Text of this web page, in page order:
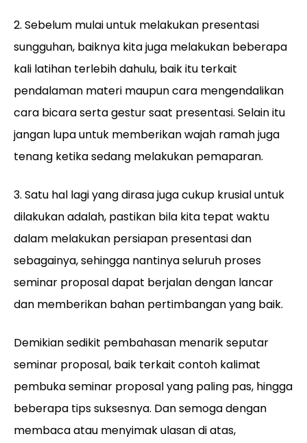
2. Sebelum mulai untuk melakukan presentasi
sungguhan, baiknya kita juga melakukan beberapa
kali latihan terlebih dahulu, baik itu terkait
pendalaman materi maupun cara mengendalikan
cara bicara serta gestur saat presentasi. Selain itu
jangan lupa untuk memberikan wajah ramah juga
tenang ketika sedang melakukan pemaparan.
3. Satu hal lagi yang dirasa juga cukup krusial untuk
dilakukan adalah, pastikan bila kita tepat waktu
dalam melakukan persiapan presentasi dan
sebagainya, sehingga nantinya seluruh proses
seminar proposal dapat berjalan dengan lancar
dan memberikan bahan pertimbangan yang baik.
Demikian sedikit pembahasan menarik seputar
seminar proposal, baik terkait contoh kalimat
pembuka seminar proposal yang paling pas, hingga
beberapa tips suksesnya. Dan semoga dengan
membaca atau menyimak ulasan di atas,